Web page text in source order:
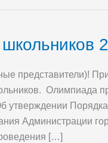
представители)!
Олимпиада
Администрации
[…]